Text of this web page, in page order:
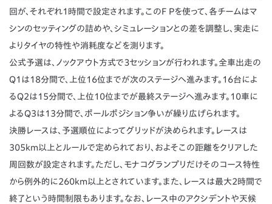
回が、それぞれ1時間で設定されます。このF Pを使って、各チームはマ
シンのセッティングの詰めや、シミュレーションとの差を調整し、実走に
よりタイヤの特性や消耗度などを測ります。
公式予選は、ノックアウト方式で３セッションが行われます。全車出走の
Q1は18分間で、上位16位までが次のステージへ進みます。16台によ
るQ2は15分間で、上位10位までが最終ステージへ進みます。10車に
よるQ3は13分間で、ポールポジション争いが繰り広げられます。
決勝レースは、予選順位によってグリッドが決められます。レースは
305km以上とルールで定められており、およそこの距離をクリアした
周回数が設定されます。ただし、モナコグランプリだけそのコース特性
から例外的に260km以上とされています。また、レースは最大2時間で
終了という時間制限もあります。なお、レース中のアクシデントや天候